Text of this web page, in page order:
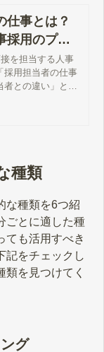
仕事とは？
採用のプロ
で徹底解説
を担当する人事
採用担当者の仕事
との違い」とい
ご紹介。さら
種類
な種類を6つ紹
ごとに適した種
ても活用すべき
記をチェックし
を見つけてく
グ